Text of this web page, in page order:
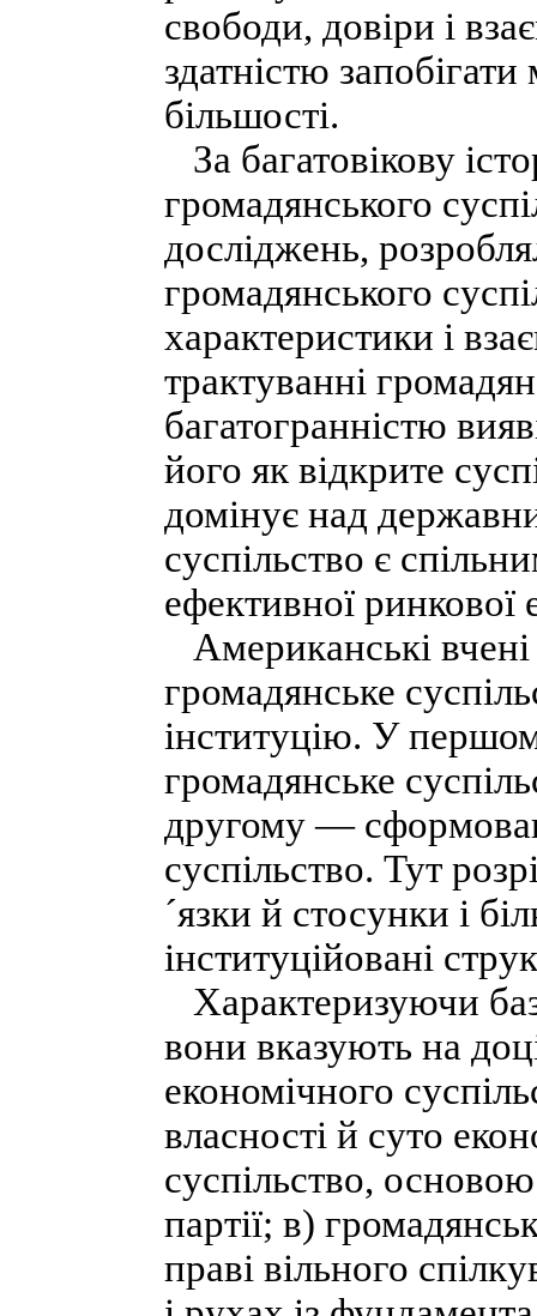
свободи, довіри і
здатністю
більшості.
За багатовікову
громадянського
досліджень,
громадянського
характеристики і
трактуванні
багатогранністю
його як відкрите
домінує над
суспільство є
ефективної ринкової
Американські
громадянське
інституцію. У
громадянське
другому —
суспільство. Тут
´язки й стосунки і
інституційовані
Характеризуючи
вони вказують на
економічного
власності й суто
суспільство,
партії; в)
праві вільного